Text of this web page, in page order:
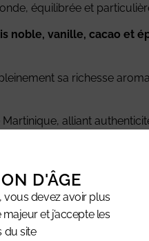
équilibrée et
noble, vanille, cacao et
sa richesse
alliant
toasté.
D'ÂGE
vous devez avoir plus
et j’accepte les
du site